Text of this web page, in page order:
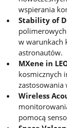
wspierania
Stability of
polimerowych
w warunkach
astronautów.
MXene in
kosmicznych
zastosowania
Wireless
pomocą